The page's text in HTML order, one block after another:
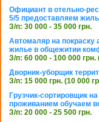
Официант в отельно-
5/5 предоставляем
З/п: 30 000 - 35 000 грн.
Автомаляр на покраску
жилье в общежитии
З/п: 60 000 - 100 000
Дворник-уборщик
З/п: 15 000 грн. (10 000
Грузчик-сортировщик
проживанием обучаем
З/п: 20 000 - 25 500 грн.